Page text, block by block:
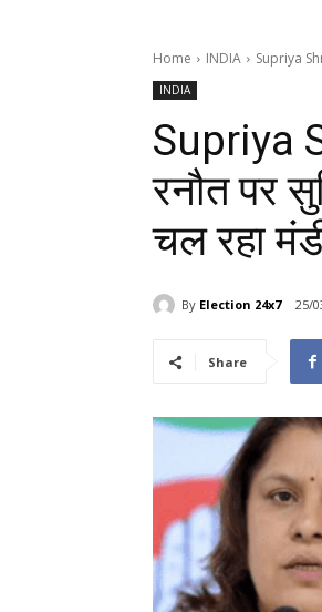
Home INDIA Supriya
INDIA
Supriya
रनौत पर
चल रहा
By Election 24x7 25/
Share